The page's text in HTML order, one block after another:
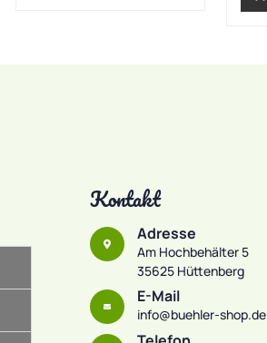
Kontakt
Adresse
Am Hochbehälter 5
35625 Hüttenberg
E-Mail
info@buehler-shop.de